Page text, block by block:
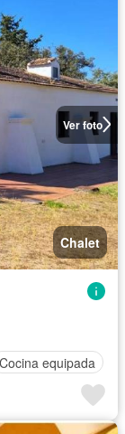
Ver foto
Chalet
Cocina equipada